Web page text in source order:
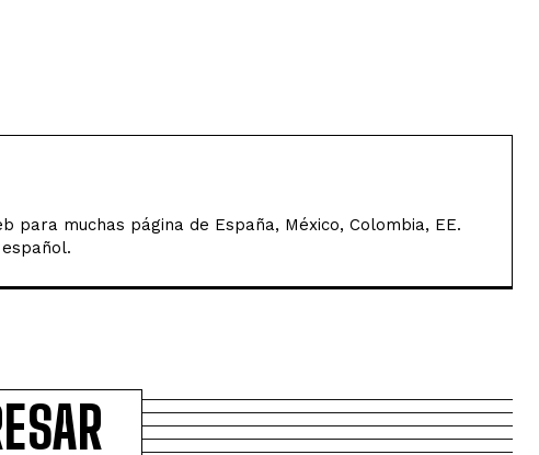
muchas página de España, México, Colombia, EE.